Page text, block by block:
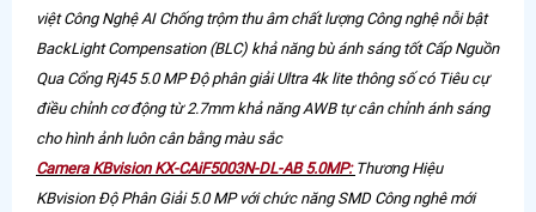
việt Công Nghệ AI Chống trộm thu âm chất lượng Công nghệ nỗi bật
BackLight Compensation (BLC) khả năng bù ánh sáng tốt Cấp Nguồn
Qua Cổng Rj45 5.0 MP Độ phân giải Ultra 4k lite thông số có Tiêu cự
điều chỉnh cơ động từ 2.7mm khả năng AWB tự cân chỉnh ánh sáng
cho hình ảnh luôn cân bằng màu sắc
Camera KBvision KX-CAiF5003N-DL-AB 5.0MP: Thương Hiệu
KBvision Độ Phân Giải 5.0 MP với chức năng SMD Công nghê mới